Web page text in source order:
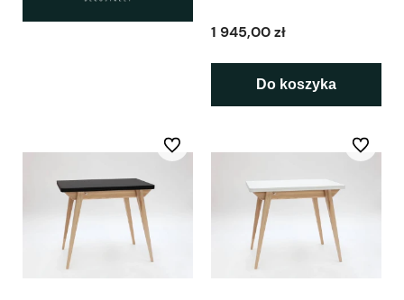
1 945,00 zł
Do koszyka
Do ulubionych Do